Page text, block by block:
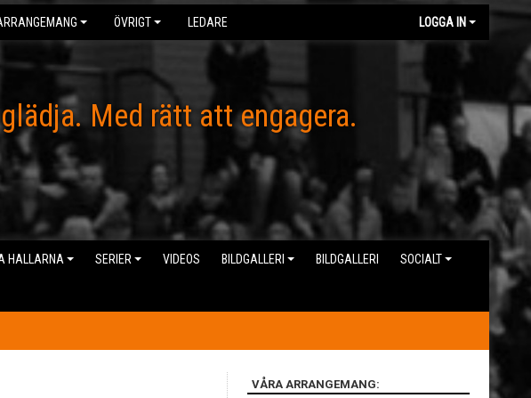
ÖVRIGT LEDARE LOGGA IN
Med rätt att engagera.
HALLARNA SERIER VIDEOS BILDGALLERI BILDGALLERI SOCIALT
VÅRA ARRANGEMANG: